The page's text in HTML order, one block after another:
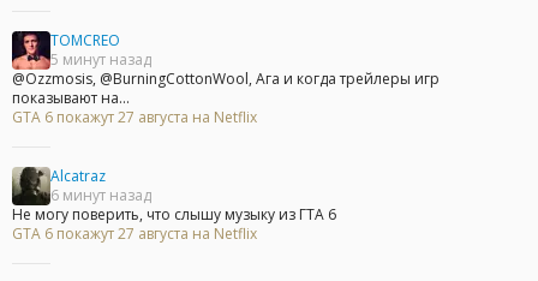
TOMCREO
5 минут назад
@Ozzmosis, @BurningCottonWool, Ага и когда трейлеры игр
показывают на...
GTA 6 покажут 27 августа на Netflix
Alcatraz
6 минут назад
Не могу поверить, что слышу музыку из ГТА 6
GTA 6 покажут 27 августа на Netflix